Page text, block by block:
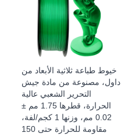
خيوط طباعة ثلاثية الأبعاد من
داول، مصنوعة من مادة جيش
التحرير الشعبي عالية
الحرارة، قطرها 1.75 مم ±
0.02 مم، وزنها 1 كجم/لفة،
مقاومة للحرارة حتى 150